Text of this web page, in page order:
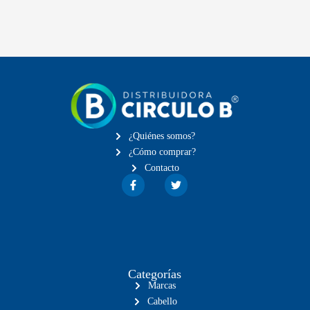
¿Quiénes somos?
¿Cómo comprar?
Contacto
Categorías
Marcas
Cabello